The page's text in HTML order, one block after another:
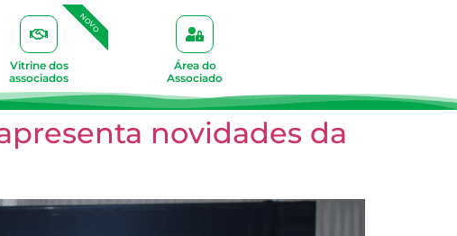
Vitrine dos
associados
NOVO
Área do
Associado
novidades da